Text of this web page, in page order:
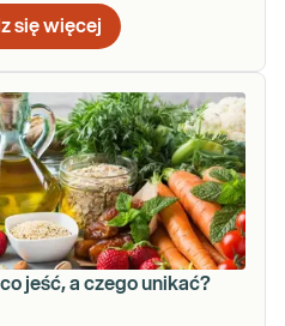
się więcej
jeść, a czego unikać?